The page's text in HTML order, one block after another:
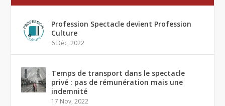
Profession Spectacle devient Profession
Culture
6 Déc, 2022
Temps de transport dans le spectacle
privé : pas de rémunération mais une
indemnité
17 Nov, 2022